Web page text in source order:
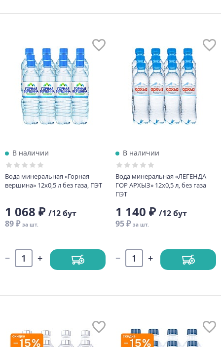
В наличии
Вода минеральная «Горная
вершина» 12х0,5 л без газа, ПЭТ
1 068 ₽ /12 бут
89 ₽ за шт.
В наличии
Вода минеральная «ЛЕГЕНДА
ГОР АРХЫЗ» 12х0,5 л, без газа
ПЭТ
1 140 ₽ /12 бут
95 ₽ за шт.